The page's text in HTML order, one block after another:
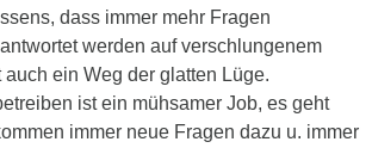
dass immer mehr Fragen
werden auf verschlungenem
ein Weg der glatten Lüge.
ist ein mühsamer Job, es geht
immer neue Fragen dazu u. immer